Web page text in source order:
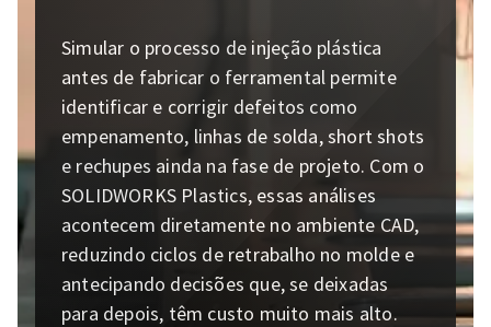
Simular o processo de injeção plástica
antes de fabricar o ferramental permite
identificar e corrigir defeitos como
empenamento, linhas de solda, short shots
e rechupes ainda na fase de projeto. Com o
SOLIDWORKS Plastics, essas análises
acontecem diretamente no ambiente CAD,
reduzindo ciclos de retrabalho no molde e
antecipando decisões que, se deixadas
para depois, têm custo muito mais alto.